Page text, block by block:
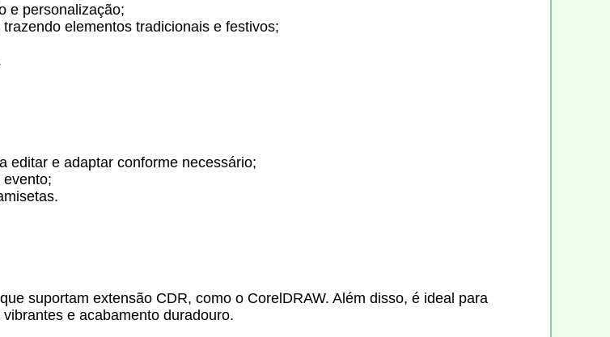
e personalização;
elementos tradicionais e festivos;
editar e adaptar conforme necessário;
suportam extensão CDR, como o CorelDRAW. Além disso, é ideal para
e acabamento duradouro.